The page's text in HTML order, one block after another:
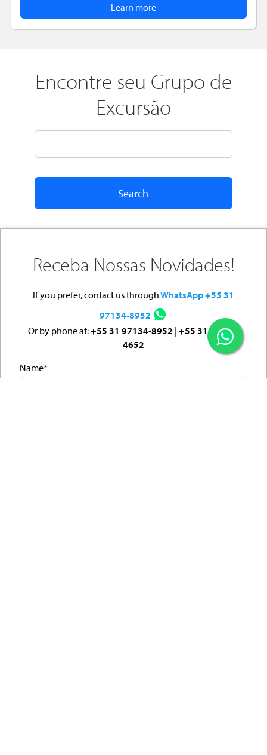
Learn more
Encontre seu Grupo de
Excursão
Receba Nossas Novidades!
If you prefer, contact us throughWhatsApp +55 31
97134-8952
Or by phone at:+55 31 97134-8952 | +55 31 98345-
4652
Name*